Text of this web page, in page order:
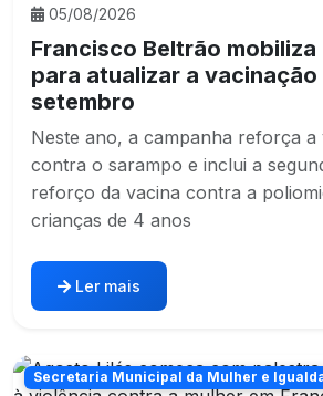
05/08/2026
Francisco Beltrão
para atualizar a vacinação
setembro
Neste ano, a campanha reforça a
contra o sarampo e inclui a
reforço da vacina contra a
crianças de 4 anos
Ler mais
Secretaria Municipal da Mulher e